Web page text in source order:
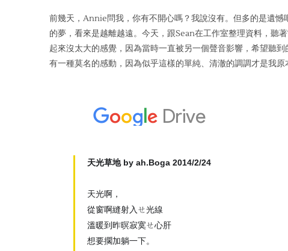
前幾天，Annie問我，你有不開心嗎？我說沒有。但多的是遺憾
的夢 ，看來是越離越遠。今天，跟Sean在工作室整理資料，聽
起來沒太大的感覺，因為當時一直被另一個聲音影響，希望聽到
有一種莫名的感動，因為似乎這樣的單純、清澈的調調才是我原
天光草地 by ah.Boga 2014/2/24
天光啊，
從窗啊縫射入ㄝ光線
溫暖到昨暝寂寞ㄝ心肝
想要擱加躺一下。